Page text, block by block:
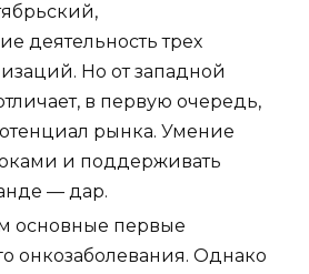
деятельность трех
Но от западной
в первую очередь,
рынка. Умение
и поддерживать
— дар.
основные первые
онкозаболевания. Однако